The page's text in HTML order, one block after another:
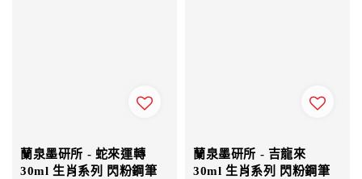
蘭泉墨研所 - 蛇來運轉
30ml 生肖系列 閃粉鋼筆
蘭泉墨研所 - 吉龍來
30ml 生肖系列 閃粉鋼筆